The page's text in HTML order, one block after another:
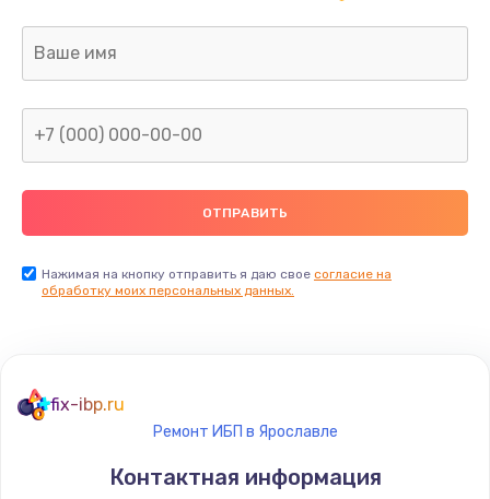
Заказать
Ремонт капиллярной трубки
400 руб.
Заказать
Замена термостата
1200 руб.
Нажимая на кнопку отправить я даю свое согласие на
обработку моих персональных данных.
fix-ibp.ru
Ремонт ИБП в Ярославле
Контактная информация